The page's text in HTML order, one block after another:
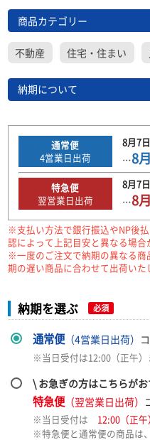
商品カテゴリー
不動産 住宅・住まい
納期について
通常便
4営業日出荷
8月7日
…8
特急便
翌営業日出荷
8月7日
…8
※支払い方法で銀行振込やNP後
認によって上記目安と異なる場合
※一度のご注文で納期の異なる商
期の遅い商品に合わせて出荷いた
納期を選ぶ 必須
通常便（4営業日出荷）
※当日受付は12:00（正午）
\ お急ぎの方はこちらが
特急便（翌営業日出荷）
※当日受付は 12:00（正
※特急便と通常便の商品は